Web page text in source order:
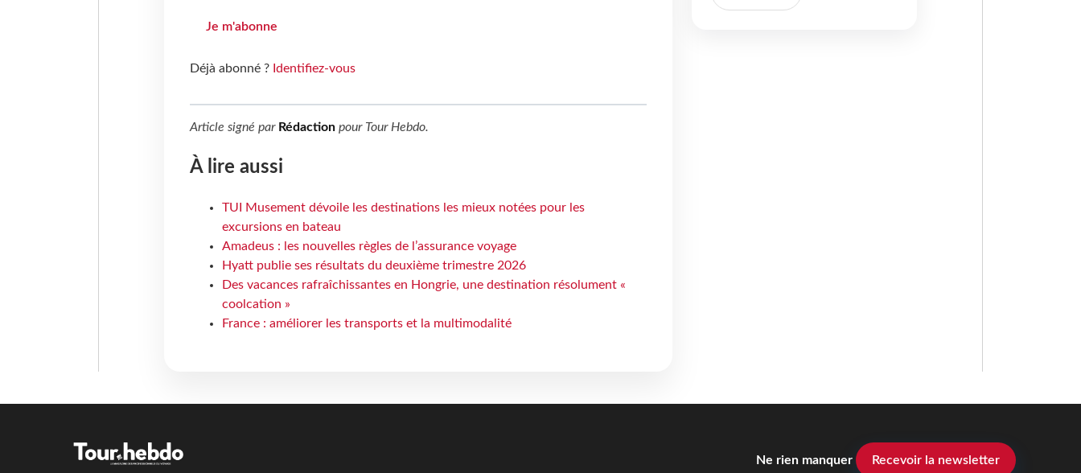
Je m'abonne
Déjà abonné ? Identifiez-vous
Article signé par Rédactionpour Tour Hebdo.
À lire aussi
TUI Musement dévoile les destinations les mieux notées pour les
excursions en bateau
Amadeus : les nouvelles règles de l’assurance voyage
Hyatt publie ses résultats du deuxième trimestre 2026
Des vacances rafraîchissantes en Hongrie, une destination résolument «
coolcation »
France : améliorer les transports et la multimodalité
Ne rien manquer Recevoir la newsletter